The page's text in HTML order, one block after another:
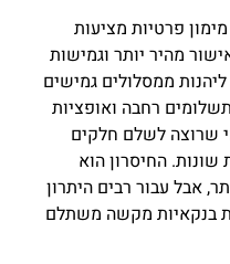
פרטיות מציעות
מהיר יותר וגמישות
ממסלולים גמישים
רחבה ואופציות
שרוצה לשלם חלקים
החיסרון הוא
אבל עבור רבים היתרון
בנקאיות מקשה משתלם